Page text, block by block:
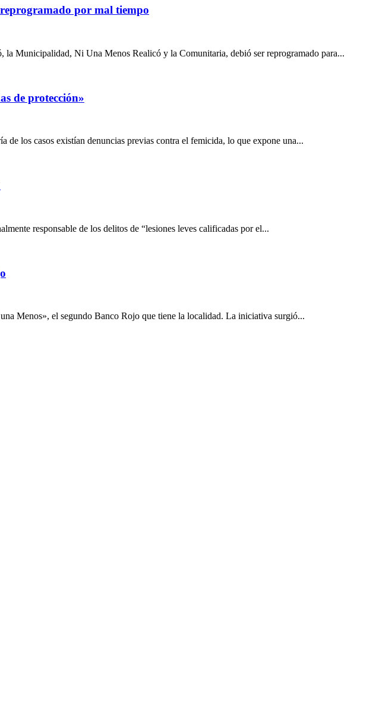
por mal tiempo
Municipalidad, Ni Una Menos Realicó y la Comunitaria, debió ser reprogramado para...
de protección»
los casos existían denuncias previas contra el femicida, lo que expone una...
responsable de los delitos de “lesiones leves calificadas por el...
Menos», el segundo Banco Rojo que tiene la localidad. La iniciativa surgió...